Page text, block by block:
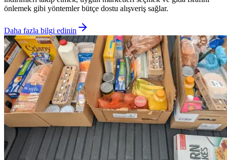
önlemek gibi yöntemler bütçe dostu alışveriş sağlar.
Daha fazla bilgi edinin